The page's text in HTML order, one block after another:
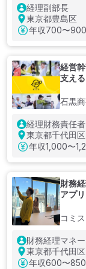
経理副部長
東京都豊島区
年収700〜
経営
支える
石黒
経理財務責任
東京都千代田区
年収1,000〜
財務
アプ
コミ
財務経理マネ
東京都千代田区
年収600〜